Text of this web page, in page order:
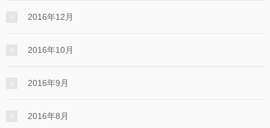
2016年12月
2016年10月
2016年9月
2016年8月